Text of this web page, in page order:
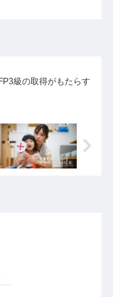
います。初めてビジ
ら、投資に興味があ
級の取得がもたらす